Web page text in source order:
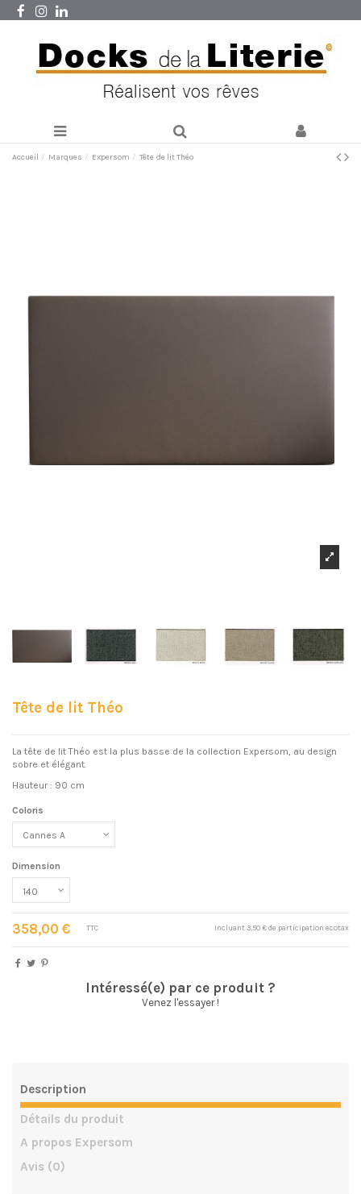
Accueil Marques Expersom Tête de lit Théo
Tête de lit Théo
La tête de lit Théo est la plus basse de la collection Expersom, au design
sobre et élégant.
Hauteur : 90 cm
Coloris
Dimension
358,00 € Incluant 3,50 € de participation ecotax
TTC
Intéressé(e) par ce produit ?
Venez l'essayer !
Description
Détails du produit
A propos Expersom
Avis (0)